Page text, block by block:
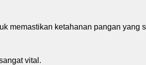
memastikan ketahanan pangan yang
vital.